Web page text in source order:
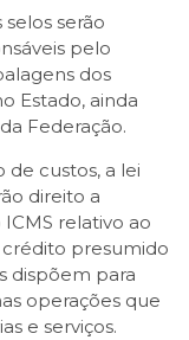
serão
pelo
dos
Estado, ainda
Federação.
custos, a lei
direito a
relativo ao
crédito presumido
dispõem para
operações que
e serviços.